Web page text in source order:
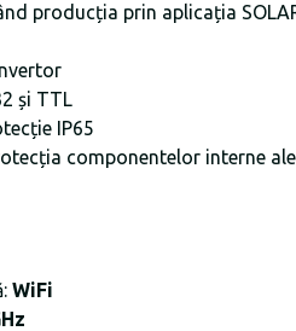
producția prin aplicația
și TTL
IP65
componentelor interne
WiFi